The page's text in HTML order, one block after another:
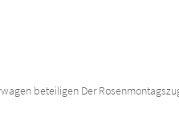
beteiligen Der